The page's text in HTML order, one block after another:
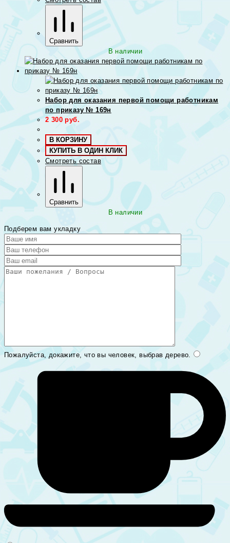
Сравнить
В наличии
Набор для оказания первой помощи работникам
по приказу № 169н
2 300 руб.
В КОРЗИНУ
КУПИТЬ В ОДИН КЛИК
Смотреть состав
Сравнить
В наличии
Подберем вам укладку
Пожалуйста, докажите, что вы человек, выбрав дерево.